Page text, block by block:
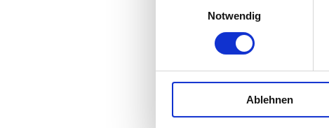
Notwendig
Ablehnen